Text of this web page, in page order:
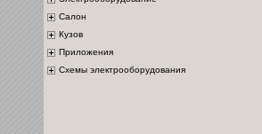
Салон
Кузов
Приложения
Схемы электрооборудования